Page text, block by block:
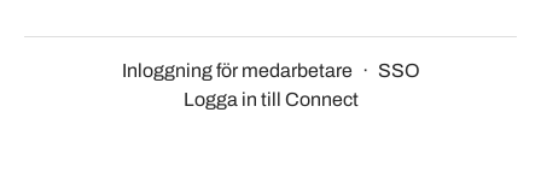
Inloggning för medarbetare · SSO
Logga in till Connect